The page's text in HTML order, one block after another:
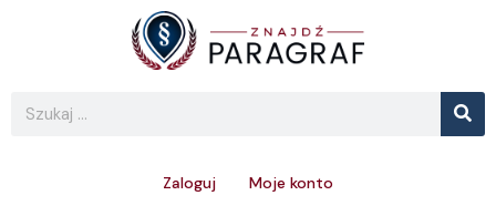
Search
Zaloguj Moje konto